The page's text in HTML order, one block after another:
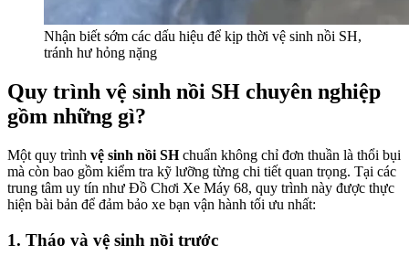
Nhận biết sớm các dấu hiệu để kịp thời vệ sinh nồi SH,
tránh hư hỏng nặng
Quy trình vệ sinh nồi SH chuyên nghiệp
gồm những gì?
Một quy trình vệ sinh nồi SHchuẩn không chỉ đơn thuần là thổi bụi
mà còn bao gồm kiểm tra kỹ lưỡng từng chi tiết quan trọng. Tại các
trung tâm uy tín như Đồ Chơi Xe Máy 68, quy trình này được thực
hiện bài bản để đảm bảo xe bạn vận hành tối ưu nhất:
1. Tháo và vệ sinh nồi trước